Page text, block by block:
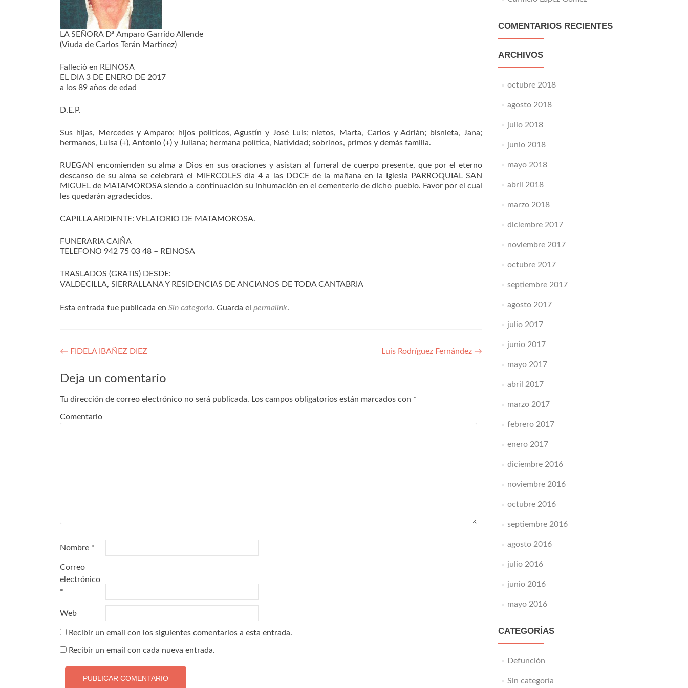
LA SEÑORA Dª Amparo Garrido Allende
(Viuda de Carlos Terán Martínez)
Falleció en REINOSA
EL DIA 3 DE ENERO DE 2017
a los 89 años de edad
D.E.P.
Sus hijas, Mercedes y Amparo; hijos políticos, Agustín y José Luis; nietos, Marta, Carlos y Adrián; bisnieta, Jana;
hermanos, Luisa (+), Antonio (+) y Juliana; hermana política, Natividad; sobrinos, primos y demás familia.
RUEGAN encomienden su alma a Dios en sus oraciones y asistan al funeral de cuerpo presente, que por el eterno
descanso de su alma se celebrará el MIERCOLES día 4 a las DOCE de la mañana en la Iglesia PARROQUIAL SAN
MIGUEL de MATAMOROSA siendo a continuación su inhumación en el cementerio de dicho pueblo. Favor por el cual
les quedarán agradecidos.
CAPILLA ARDIENTE: VELATORIO DE MATAMOROSA.
FUNERARIA CAIÑA
TELEFONO 942 75 03 48 – REINOSA
TRASLADOS (GRATIS) DESDE:
VALDECILLA, SIERRALLANA Y RESIDENCIAS DE ANCIANOS DE TODA CANTABRIA
Esta entrada fue publicada en Sin categoría. Guarda el permalink.
Navegación
de
entradas
← FIDELA IBAÑEZ DIEZ Luis Rodríguez Fernández →
Deja un comentario
Tu dirección de correo electrónico no será publicada. Los campos obligatorios están marcados con *
Comentario
Nombre *
Correo
electrónico
*
Web
Recibir un email con los siguientes comentarios a esta entrada.
Recibir un email con cada nueva entrada.
COMENTARIOS RECIENTES
ARCHIVOS
octubre 2018
agosto 2018
julio 2018
junio 2018
mayo 2018
abril 2018
marzo 2018
diciembre 2017
noviembre 2017
octubre 2017
septiembre 2017
agosto 2017
julio 2017
junio 2017
mayo 2017
abril 2017
marzo 2017
febrero 2017
enero 2017
diciembre 2016
noviembre 2016
octubre 2016
septiembre 2016
agosto 2016
julio 2016
junio 2016
mayo 2016
CATEGORÍAS
Defunción
Sin categoría